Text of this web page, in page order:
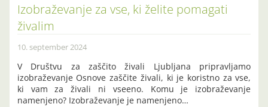
Izobraževanje za vse, ki želite pomagati
živalim
10. september 2024
V Društvu za zaščito živali Ljubljana pripravljamo
izobraževanje Osnove zaščite živali, ki je koristno za vse,
ki vam za živali ni vseeno. Komu je izobraževanje
namenjeno? Izobraževanje je namenjeno…